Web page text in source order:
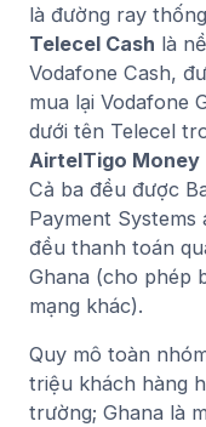
là đường ray
Telecel Cash là
Vodafone Cash,
mua lại Vodafone
dưới tên Telecel
AirtelTigo Money
Cả ba đều được
Payment Systems
đều thanh toán
Ghana (cho phép
mạng khác).
Quy mô toàn
triệu khách hàng
trường; Ghana là